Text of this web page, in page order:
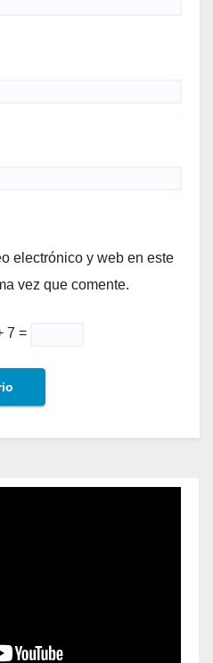
electrónico y web en este
vez que comente.
7 =